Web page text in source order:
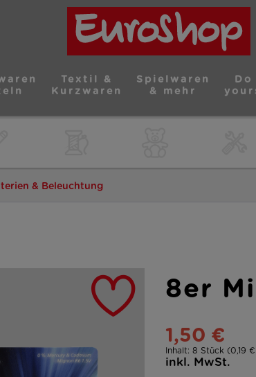
Textil &
Kurzwaren
Spielwaren
& mehr
& Beleuchtung
8er
1,50 €
Inhalt: 8 Stück (0,19
inkl. MwSt.